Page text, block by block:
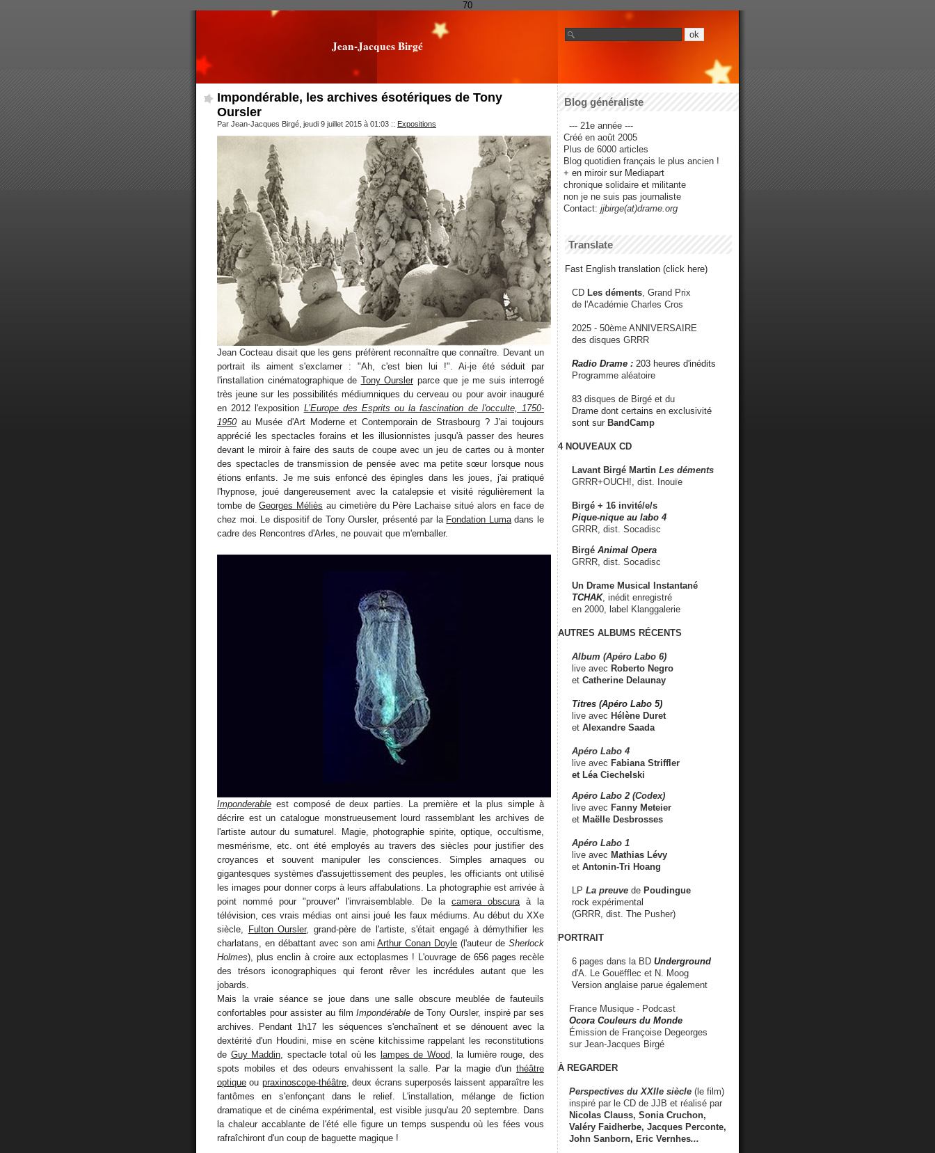
70
Jean-Jacques Birgé
Impondérable, les archives ésotériques de Tony
Oursler
Par Jean-Jacques Birgé, jeudi 9 juillet 2015 à 01:03 :: Expositions
Jean Cocteau disait que les gens préfèrent reconnaître que connaître. Devant un
portrait ils aiment s'exclamer : "Ah, c'est bien lui !". Ai-je été séduit par
l'installation cinématographique de Tony Oursler parce que je me suis interrogé
très jeune sur les possibilités médiumniques du cerveau ou pour avoir inauguré
en 2012 l'exposition L’Europe des Esprits ou la fascination de l'occulte, 1750-
1950 au Musée d'Art Moderne et Contemporain de Strasbourg ? J'ai toujours
apprécié les spectacles forains et les illusionnistes jusqu'à passer des heures
devant le miroir à faire des sauts de coupe avec un jeu de cartes ou à monter
des spectacles de transmission de pensée avec ma petite sœur lorsque nous
étions enfants. Je me suis enfoncé des épingles dans les joues, j'ai pratiqué
l'hypnose, joué dangereusement avec la catalepsie et visité régulièrement la
tombe de Georges Méliès au cimetière du Père Lachaise situé alors en face de
chez moi. Le dispositif de Tony Oursler, présenté par la Fondation Lumadans le
cadre des Rencontres d'Arles, ne pouvait que m'emballer.
Imponderable est composé de deux parties. La première et la plus simple à
décrire est un catalogue monstrueusement lourd rassemblant les archives de
l'artiste autour du surnaturel. Magie, photographie spirite, optique, occultisme,
mesmérisme, etc. ont été employés au travers des siècles pour justifier des
croyances et souvent manipuler les consciences. Simples arnaques ou
gigantesques systèmes d'assujettissement des peuples, les officiants ont utilisé
les images pour donner corps à leurs affabulations. La photographie est arrivée à
point nommé pour "prouver" l'invraisemblable. De la camera obscura à la
télévision, ces vrais médias ont ainsi joué les faux médiums. Au début du XXe
siècle,
Fulton Oursler, grand-père de l'artiste, s'était engagé à démythifier les
charlatans, en débattant avec son amiArthur Conan Doyle (l'auteur deSherlock
Holmes), plus enclin à croire aux ectoplasmes ! L'ouvrage de 656 pages recèle
des trésors iconographiques qui feront rêver les incrédules autant que les
jobards.
Mais la vraie séance se joue dans une salle obscure meublée de fauteuils
confortables pour assister au filmImpondérable de Tony Oursler, inspiré par ses
archives. Pendant 1h17 les séquences s'enchaînent et se dénouent avec la
dextérité d'un Houdini, mise en scène kitchissime rappelant les reconstitutions
de Guy Maddin , spectacle total où les lampes de Wood , la lumière rouge, des
spots mobiles et des odeurs envahissent la salle. Par la magie d'un théâtre
optique ou praxinoscope-théâtre, deux écrans superposés laissent apparaître les
fantômes en s'enfonçant dans le relief. L'installation, mélange de fiction
dramatique et de cinéma expérimental, est visible jusqu'au 20 septembre. Dans
la chaleur accablante de l'été elle figure un temps suspendu où les fées vous
rafraîchiront d'un coup de baguette magique !
Blog généraliste
--- 21e année ---
Créé en août 2005
Plus de 6000 articles
Blog quotidien français le plus ancien !
+ en miroir sur Mediapart
chronique solidaire et militante
non je ne suis pas journaliste
Contact: jjbirge(at)drame.org
Translate
Fast English translation (click here)
CD Les déments , Grand Prix
de l'Académie Charles Cros
2025 - 50ème ANNIVERSAIRE
des disques GRRR
Radio Drame : 203 heures d'inédits
Programme aléatoire
83 disques de Birgé et du
Drame dont certains en exclusivité
sont sur BandCamp
4 NOUVEAUX CD
Lavant Birgé Martin Les déments
GRRR+OUCH!, dist. Inouïe
Birgé + 16 invité/e/s
Pique-nique au labo 4
GRRR, dist. Socadisc
Birgé Animal Opera
GRRR, dist. Socadisc
Un Drame Musical Instantané
TCHAK, inédit enregistré
en 2000, label Klanggalerie
AUTRES ALBUMS RÉCENTS
Album (Apéro Labo 6)
live avec Roberto Negro
et Catherine Delaunay
Titres (Apéro Labo 5)
live avec Hélène Duret
et Alexandre Saada
Apéro Labo 4
live avec Fabiana Striffler
et Léa Ciechelski
Apéro Labo 2 (Codex)
live avec Fanny Meteier
et Maëlle Desbrosses
Apéro Labo 1
live avec Mathias Lévy
et Antonin-Tri Hoang
LP La preuve de Poudingue
rock expérimental
(GRRR, dist. The Pusher)
PORTRAIT
6 pages dans la BD Underground
d'A. Le Gouëfflec et N. Moog
Version anglaise parue également
France Musique - Podcast
Ocora Couleurs du Monde
Émission de Françoise Degeorges
sur Jean-Jacques Birgé
À REGARDER
Perspectives du XXIIe siècle (le film)
inspiré par le CD de JJB et réalisé par
Nicolas Clauss, Sonia Cruchon,
Valéry Faidherbe, Jacques Perconte,
John Sanborn, Eric Vernhes...